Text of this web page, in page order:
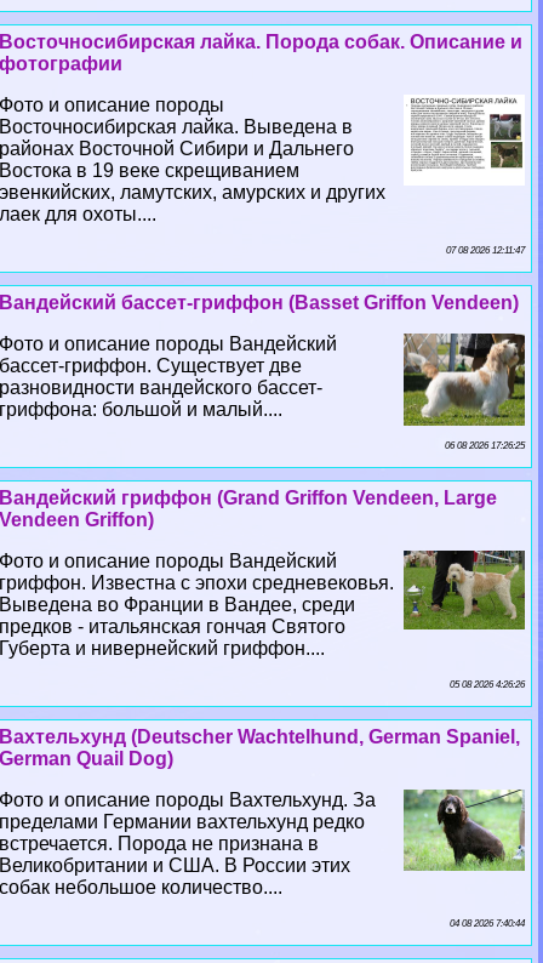
Восточносибирская лайка. Порода собак. Описание и
фотографии
Фото и описание породы
Восточносибирская лайка. Выведена в
районах Восточной Сибири и Дальнего
Востока в 19 веке скрещиванием
эвенкийских, ламутских, амурских и других
лаек для охоты....
07 08 2026 12:11:47
Вандейский бассет-гриффон (Basset Griffon Vendeen)
Фото и описание породы Вандейский
бассет-гриффон. Существует две
разновидности вандейского бассет-
гриффона: большой и малый....
06 08 2026 17:26:25
Вандейский гриффон (Grand Griffon Vendeen, Large
Vendeen Griffon)
Фото и описание породы Вандейский
гриффон. Известна с эпохи средневековья.
Выведена во Франции в Вандее, среди
предков - итальянская гончая Святого
Губерта и нивернейский гриффон....
05 08 2026 4:26:26
Вахтельхунд (Deutscher Wachtelhund, German Spaniel,
German Quail Dog)
Фото и описание породы Вахтельхунд. За
пределами Германии вахтельхунд редко
встречается. Порода не признана в
Великобритании и США. В России этих
собак небольшое количество....
04 08 2026 7:40:44